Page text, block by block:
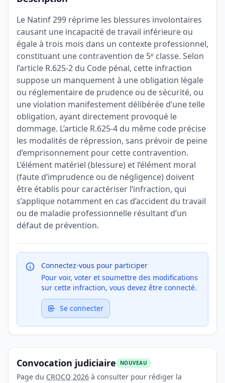
Le Natinf 299 réprime les blessures involontaires
causant une incapacité de travail inférieure ou
égale à trois mois dans un contexte professionnel,
constituant une contravention de 5ᵉ classe. Selon
l’article R.625-2 du Code pénal, cette infraction
suppose un manquement à une obligation légale
ou réglementaire de prudence ou de sécurité, ou
une violation manifestement délibérée d’une telle
obligation, ayant directement provoqué le
dommage. L’article R.625-4 du même code précise
les modalités de répression, sans prévoir de peine
d’emprisonnement pour cette contravention.
L’élément matériel (blessure) et l’élément moral
(faute d’imprudence ou de négligence) doivent
être établis pour caractériser l’infraction, qui
s’applique notamment en cas d’accident du travail
ou de maladie professionnelle résultant d’un
défaut de prévention.
Connectez-vous pour participer
Pour voir, voter et soumettre des modifications
sur cette infraction, vous devez être connecté.
Se connecter
Convocation judiciaire NOUVEAU
Page du CROCQ 2026 à consulter pour rédiger la